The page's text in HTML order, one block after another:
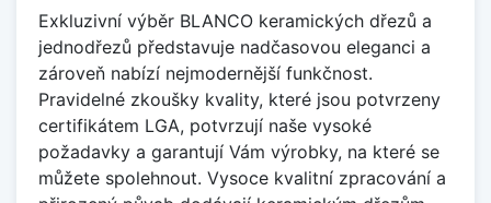
Exkluzivní výběr BLANCO keramických dřezů a
jednodřezů představuje nadčasovou eleganci a
zároveň nabízí nejmodernější funkčnost.
Pravidelné zkoušky kvality, které jsou potvrzeny
certifikátem LGA, potvrzují naše vysoké
požadavky a garantují Vám výrobky, na které se
můžete spolehnout. Vysoce kvalitní zpracování a